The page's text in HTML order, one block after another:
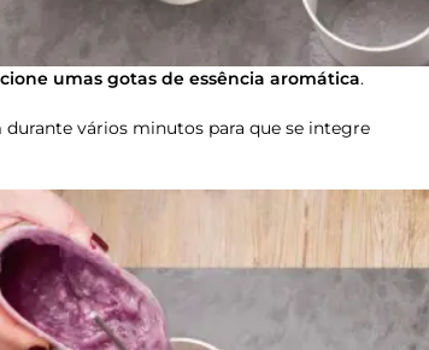
umas gotas de essência aromática.
vários minutos para que se integre